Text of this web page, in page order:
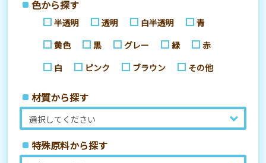
色から探す
半透明 透明 白半透明
青
黄色
黒 グレー 緑
赤
白
ピンク ブラウン その他
材質から探す
特殊原料から探す